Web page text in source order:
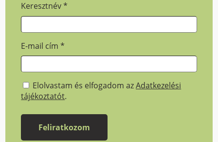
Keresztnév*
E-mail cím*
Elolvastam és elfogadom azAdatkezelési
tájékoztatót.